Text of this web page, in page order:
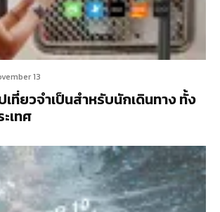
13
ที่ยวจำเป็นสำหรับนักเดินทาง ทั้ง
เทศ